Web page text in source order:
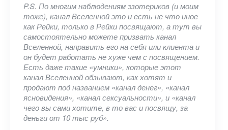
P.S. По многим наблюдениям эзотериков (и моим
тоже), канал Вселенной это и есть не что иное
как Рейки, только в Рейки посвящают, а тут вы
самостоятельно можете призвать канал
Вселенной, направить его на себя или клиента и
он будет работать не хуже чем с посвящением.
Есть даже такие «умники», которые этот
канал Вселенной обзывают, как хотят и
продают под названием «канал денег», «канал
ясновидения», «канал сексуальности», и «канал
чего вы сами хотите, в то вас и посвящу, за
деньги от 10 тыс руб».